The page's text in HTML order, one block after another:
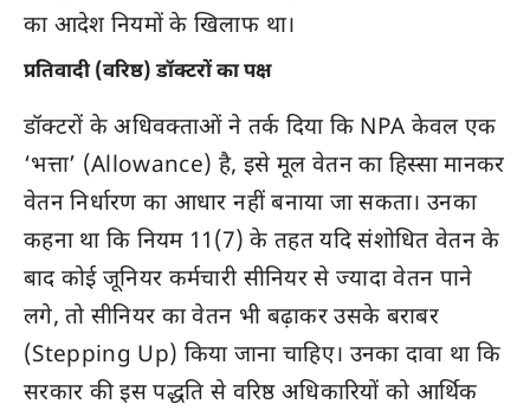
का आदेश नियमों के खिलाफ था।
प्रतिवादी (वरिष्ठ) डॉक्टरों का पक्ष
डॉक्टरों के अधिवक्ताओं ने तर्क दिया कि NPA केवल एक
‘भत्ता’ (Allowance) है, इसे मूल वेतन का हिस्सा मानकर
वेतन निर्धारण का आधार नहीं बनाया जा सकता। उनका
कहना था कि नियम 11(7) के तहत यदि संशोधित वेतन के
बाद कोई जूनियर कर्मचारी सीनियर से ज्यादा वेतन पाने
लगे, तो सीनियर का वेतन भी बढ़ाकर उसके बराबर
(Stepping Up) किया जाना चाहिए। उनका दावा था कि
सरकार की इस पद्धति से वरिष्ठ अधिकारियों को आर्थिक